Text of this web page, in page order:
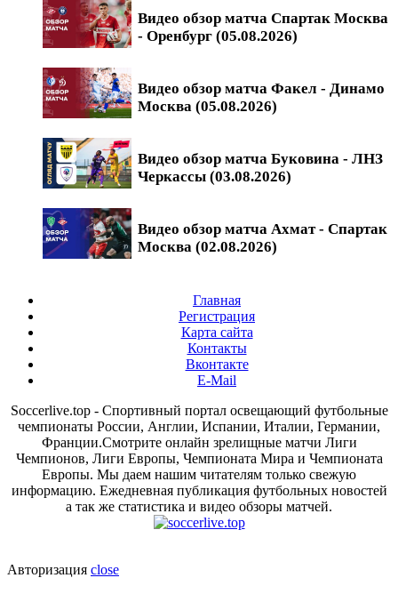
Видео обзор матча Спартак Москва
- Оренбург (05.08.2026)
Видео обзор матча Факел - Динамо
Москва (05.08.2026)
Видео обзор матча Буковина - ЛНЗ
Черкассы (03.08.2026)
Видео обзор матча Ахмат - Спартак
Москва (02.08.2026)
Главная
Регистрация
Карта сайта
Контакты
Вконтакте
E-Mail
Soccerlive.top - Спортивный портал освещающий футбольные
чемпионаты России, Англии, Испании, Италии, Германии,
Франции.Смотрите онлайн зрелищные матчи Лиги
Чемпионов, Лиги Европы, Чемпионата Мира и Чемпионата
Европы. Мы даем нашим читателям только свежую
информацию. Ежедневная публикация футбольных новостей
а так же статистика и видео обзоры матчей.
Авторизация close